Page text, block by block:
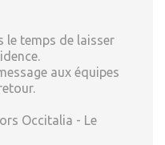
le temps de laisser
aux équipes
Occitalia - Le